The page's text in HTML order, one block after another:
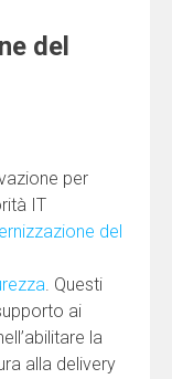
del
per
IT
del
. Questi
ai
la
alla delivery